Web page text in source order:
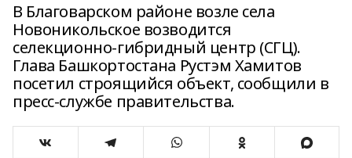
В Благоварском районе возле села
Новоникольское возводится
селекционно-гибридный центр (СГЦ).
Глава Башкортостана Рустэм Хамитов
посетил строящийся объект, сообщили в
пресс-службе правительства.